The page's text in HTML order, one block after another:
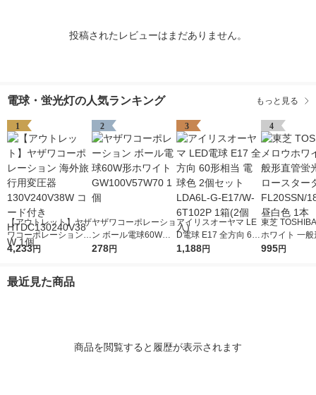
投稿されたレビューはまだありません。
電球・蛍光灯の人気ランキング もっと見る
1
【アウトレット】ヤザ
ワコーポレーション
海外旅行用変圧器130
W 1個
4,233円
2
ヤザワコーポレーショ
ン ボール電球60W形
ホワイト GW100V57
278円
3
アイリスオーヤマ LE
D電球 E17 全方向 60
形相当 電球色 2個セ
1,188円
4
東芝
ホワイト 一般
蛍光灯 グロー
995円
最近見た商品
商品を閲覧すると履歴が表示されます